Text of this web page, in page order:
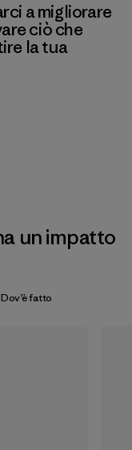
a migliorare
ciò che
la tua
un impatto
Dov’è fatto